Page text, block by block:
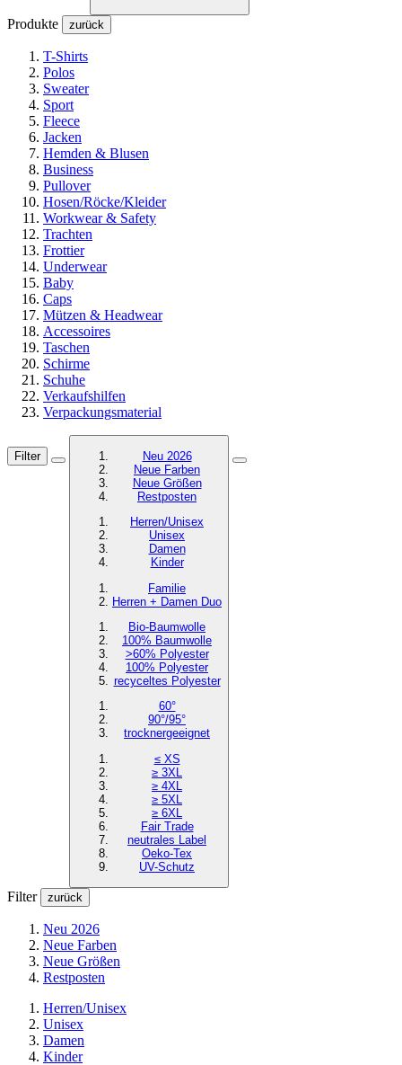
Produkte zurück
T-Shirts
Polos
Sweater
Sport
Fleece
Jacken
Hemden & Blusen
Business
Pullover
Hosen/Röcke/Kleider
Workwear & Safety
Trachten
Frottier
Underwear
Baby
Caps
Mützen & Headwear
Accessoires
Taschen
Schirme
Schuhe
Verkaufshilfen
Verpackungsmaterial
Filter
Neu 2026
Neue Farben
Neue Größen
Restposten
Herren/Unisex
Unisex
Damen
Kinder
Familie
Herren + Damen Duo
Bio-Baumwolle
100% Baumwolle
>60% Polyester
100% Polyester
recyceltes Polyester
60°
90°/95°
trocknergeeignet
≤ XS
≥ 3XL
≥ 4XL
≥ 5XL
≥ 6XL
Fair Trade
neutrales Label
Oeko-Tex
UV-Schutz
Filter zurück
Neu 2026
Neue Farben
Neue Größen
Restposten
Herren/Unisex
Unisex
Damen
Kinder